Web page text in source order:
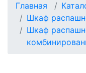
Главная
Шкаф
Шкаф